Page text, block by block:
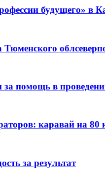
будущего» в
Тюменского
помощь в
каравай на 80
за результат